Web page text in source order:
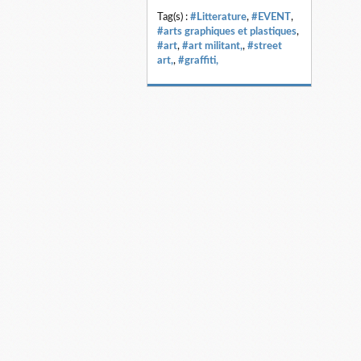
Tag(s) : #Litterature, #EVENT,
#arts graphiques et plastiques,
#art, #art militant,, #street
art,, #graffiti,